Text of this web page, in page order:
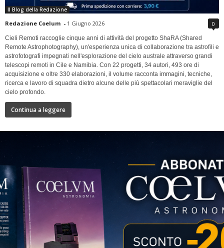
Il Blog della Redazione
Redazione Coelum - 1 Giugno 2026 0
Cieli Remoti raccoglie cinque anni di attività del progetto ShaRA (Shared
Remote Astrophotography), un'esperienza unica di collaborazione tra astrofili e
astrofotografi impegnati nell'esplorazione del cielo australe attraverso grandi
telescopi remoti in Cile e Namibia. Con 22 progetti, 34 autori, 493 ore di
acquisizione e oltre 330 elaborazioni, il volume racconta immagini, tecniche,
ricerca e lavoro di squadra dietro alcune delle più spettacolari meraviglie del
cielo profondo.
Continua a leggere